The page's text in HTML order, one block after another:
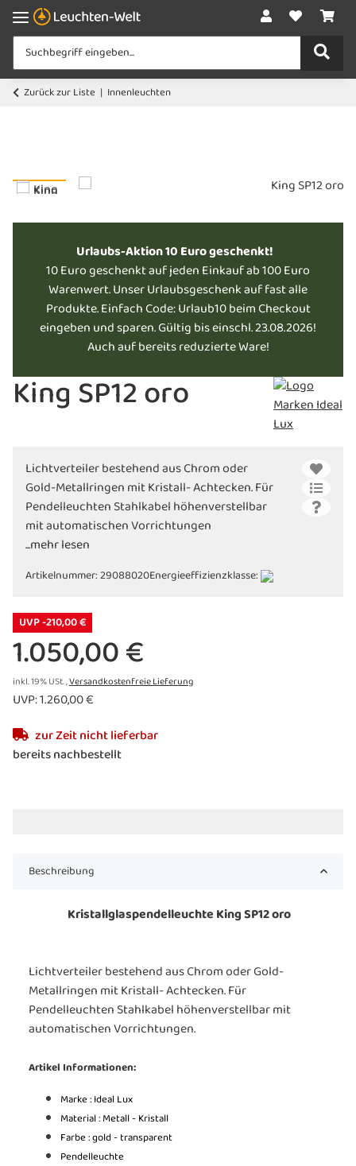
Zurück zur Liste Innenleuchten
Urlaubs-Aktion 10 Euro geschenkt!
10 Euro geschenkt auf jeden Einkauf ab 100 Euro
Warenwert. Unser Urlaubsgeschenk auf fast alle
Produkte. Einfach Code: Urlaub10 beim Checkout
eingeben und sparen. Gültig bis einschl. 23.08.2026!
Auch auf bereits reduzierte Ware!
King SP12 oro
Lichtverteiler bestehend aus Chrom oder
Gold-Metallringen mit Kristall- Achtecken. Für
Pendelleuchten Stahlkabel höhenverstellbar
mit automatischen Vorrichtungen
...mehr lesen
Artikelnummer:29088020Energieeffizienzklasse:
UVP -210,00 €
1.050,00 €
inkl. 19% USt. ,Versandkostenfreie Lieferung
UVP:1.260,00 €
zur Zeit nicht lieferbar
bereits nachbestellt
Beschreibung
Kristallglaspendelleuchte King SP12 oro
Lichtverteiler bestehend aus Chrom oder Gold-
Metallringen mit Kristall- Achtecken. Für
Pendelleuchten Stahlkabel höhenverstellbar mit
automatischen Vorrichtungen.
Artikel Informationen:
Marke : Ideal Lux
Material : Metall - Kristall
Farbe : gold - transparent
Pendelleuchte